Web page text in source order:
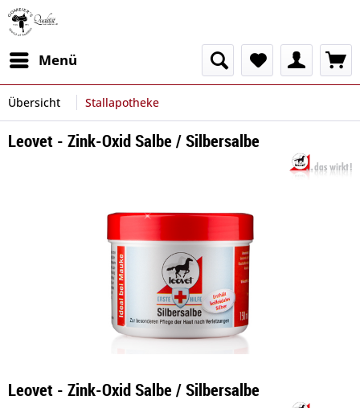
Menü
Übersicht Stallapotheke
Leovet - Zink-Oxid Salbe / Silbersalbe
Leovet - Zink-Oxid Salbe / Silbersalbe